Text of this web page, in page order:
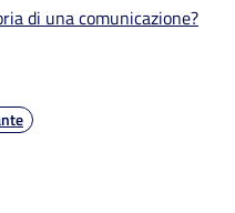
di una comunicazione?